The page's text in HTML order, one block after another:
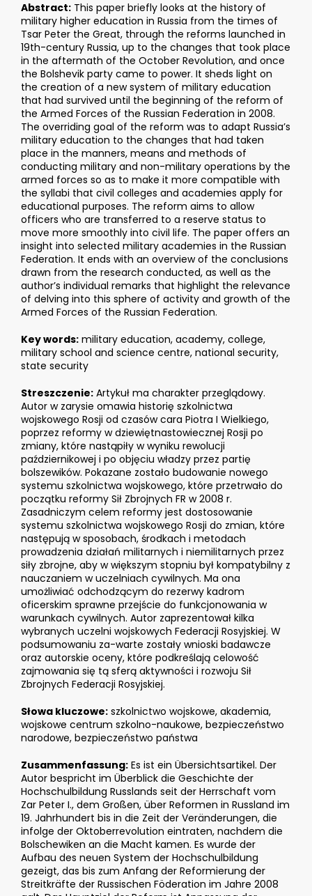
Abstract: This paper briefly looks at the history of
military higher education in Russia from the times of
Tsar Peter the Great, through the reforms launched in
19th-century Russia, up to the changes that took place
in the aftermath of the October Revolution, and once
the Bolshevik party came to power. It sheds light on
the creation of a new system of military education
that had survived until the beginning of the reform of
the Armed Forces of the Russian Federation in 2008.
The overriding goal of the reform was to adapt Russia’s
military education to the changes that had taken
place in the manners, means and methods of
conducting military and non-military operations by the
armed forces so as to make it more compatible with
the syllabi that civil colleges and academies apply for
educational purposes. The reform aims to allow
officers who are transferred to a reserve status to
move more smoothly into civil life. The paper offers an
insight into selected military academies in the Russian
Federation. It ends with an overview of the conclusions
drawn from the research conducted, as well as the
author’s individual remarks that highlight the relevance
of delving into this sphere of activity and growth of the
Armed Forces of the Russian Federation.
Key words: military education, academy, college,
military school and science centre, national security,
state security
Streszczenie: Artykuł ma charakter przeglądowy.
Autor w zarysie omawia historię szkolnictwa
wojskowego Rosji od czasów cara Piotra I Wielkiego,
poprzez reformy w dziewiętnastowiecznej Rosji po
zmiany, które nastąpiły w wyniku rewolucji
październikowej i po objęciu władzy przez partię
bolszewików. Pokazane zostało budowanie nowego
systemu szkolnictwa wojskowego, które przetrwało do
początku reformy Sił Zbrojnych FR w 2008 r.
Zasadniczym celem reformy jest dostosowanie
systemu szkolnictwa wojskowego Rosji do zmian, które
następują w sposobach, środkach i metodach
prowadzenia działań militarnych i niemilitarnych przez
siły zbrojne, aby w większym stopniu był kompatybilny z
nauczaniem w uczelniach cywilnych. Ma ona
umożliwiać odchodzącym do rezerwy kadrom
oficerskim sprawne przejście do funkcjonowania w
warunkach cywilnych. Autor zaprezentował kilka
wybranych uczelni wojskowych Federacji Rosyjskiej. W
podsumowaniu za-warte zostały wnioski badawcze
oraz autorskie oceny, które podkreślają celowość
zajmowania się tą sferą aktywności i rozwoju Sił
Zbrojnych Federacji Rosyjskiej.
Słowa kluczowe: szkolnictwo wojskowe, akademia,
wojskowe centrum szkolno-naukowe, bezpieczeństwo
narodowe, bezpieczeństwo państwa
Zusammenfassung: Es ist ein Übersichtsartikel. Der
Autor bespricht im Überblick die Geschichte der
Hochschulbildung Russlands seit der Herrschaft vom
Zar Peter I., dem Großen, über Reformen in Russland im
19. Jahrhundert bis in die Zeit der Veränderungen, die
infolge der Oktoberrevolution eintraten, nachdem die
Bolschewiken an die Macht kamen. Es wurde der
Aufbau des neuen System der Hochschulbildung
gezeigt, das bis zum Anfang der Reformierung der
Streitkräfte der Russischen Föderation im Jahre 2008